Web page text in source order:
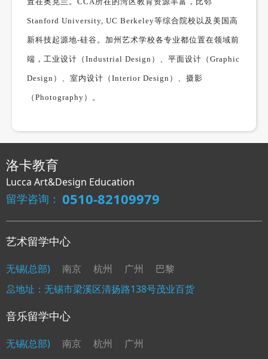
Stanford University, UC Berkeley等综合院校以及美国高
新科技起源地-硅谷。加州艺术学校各专业都位置在领域前
端，工业设计（ Industrial Design ）、平面设计（ Graphic
Design ）、室内设计（ Interior Design ）、摄影
（ Photography ）。
洛卡教育
Lucca Art&Design Education
留学咨询： 0510-82109979
艺术留学中心
无锡(总部) 南京 杭州 广州
巴黎
地址：无锡市梁溪区清扬路138号茂业百货
音乐留学中心
无锡(总部) 南京 杭州
广州